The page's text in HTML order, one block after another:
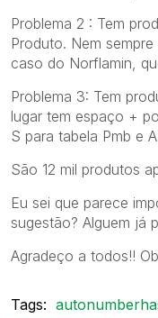
Problema 2 : Tem
Produto. Nem
caso do Norflamin,
Problema 3: Tem
lugar tem espaço +
S para tabela Pmb e
São 12 mil produtos
Eu sei que parece
sugestão? Alguem já
Agradeço a todos!!
Tags: